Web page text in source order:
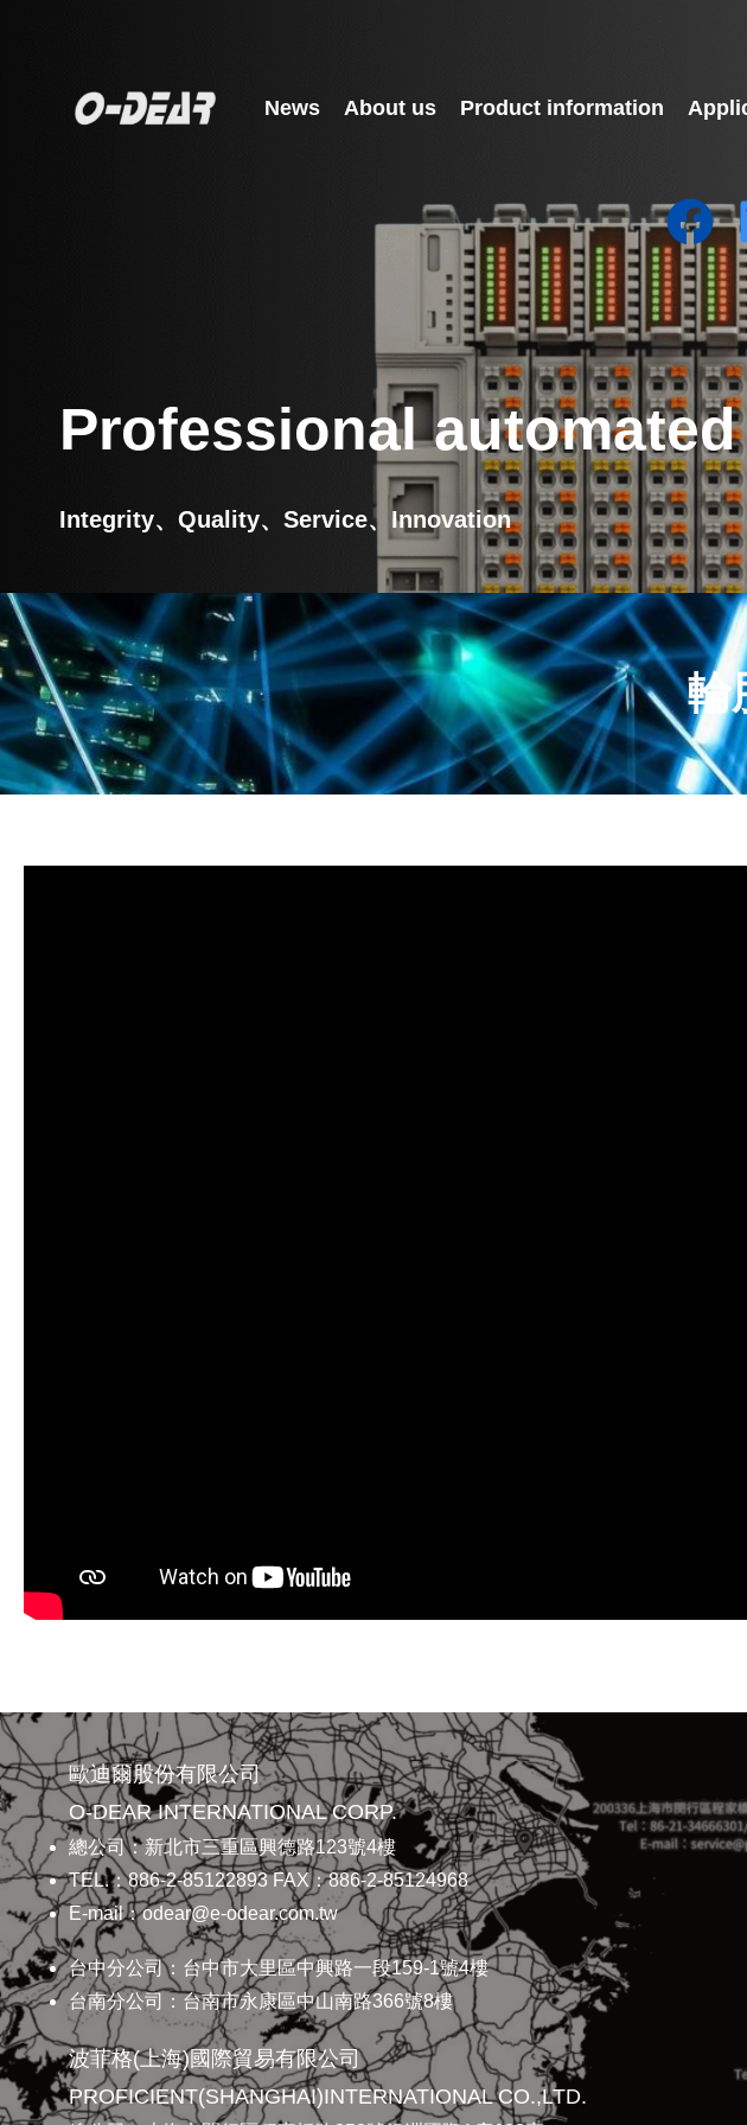
News About us Product information
Professional
Integrity、Quality、Service、Innovation
輪
歐迪爾股份有限公司
O-DEAR INTERNATIONAL CORP.
總公司：新北市三重區興德路123號4樓
TEL.：886-2-85122893 FAX：886-2-85124968
E-mail：odear@e-odear.com.tw
台中分公司：台中市大里區中興路一段159-1號4樓
台南分公司：台南市永康區中山南路366號8樓
波菲格(上海)國際貿易有限公司
PROFICIENT(SHANGHAI)INTERNATIONAL CO.,LTD.